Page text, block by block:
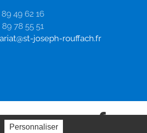
49 62 16
78 55 51
joseph-rouffach.fr
Personnaliser